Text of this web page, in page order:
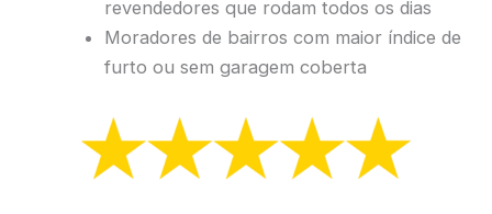
revendedores que rodam todos os dias
Moradores de bairros com maior índice de
furto ou sem garagem coberta